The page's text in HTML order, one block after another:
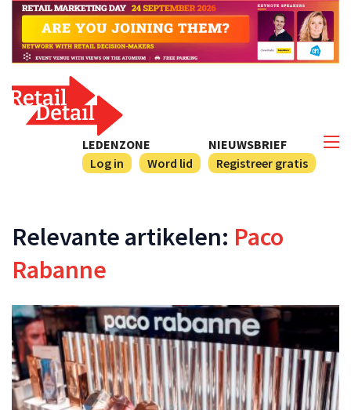
NIEUWSBRIEF
Registreer gratis
LEDENZONE
Log in
Word lid
Relevante artikelen: Paco
Rabanne